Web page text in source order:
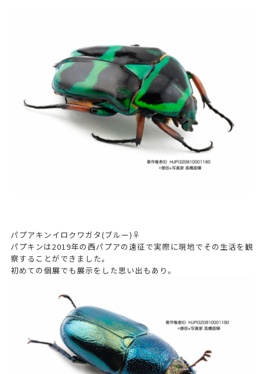
パプアキンイロクワガタ(ブルー)♀
パプキンは2019年の西パプアの遠征で実際に現地でその生活を観
察することができました。
初めての個展でも展示をした思い出もあり。